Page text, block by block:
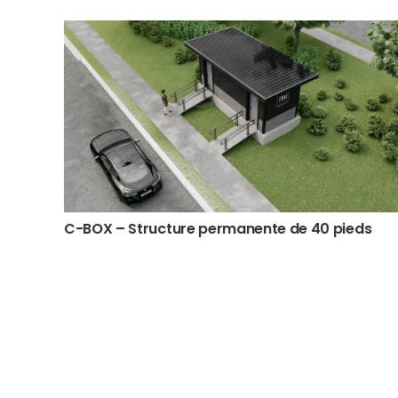
C-BOX – Structure permanente de 40 pieds